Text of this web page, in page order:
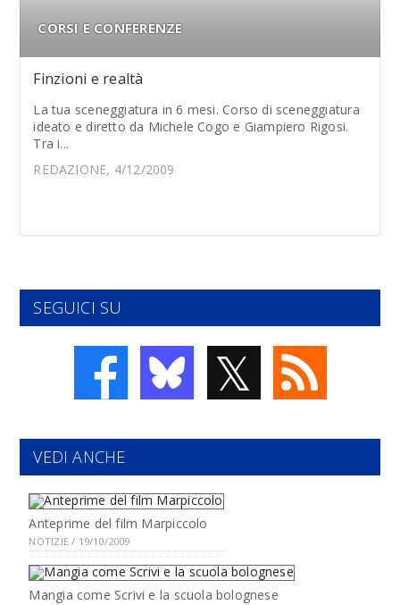
CORSI E CONFERENZE
Finzioni e realtà
La tua sceneggiatura in 6 mesi. Corso di sceneggiatura
ideato e diretto da Michele Cogo e Giampiero Rigosi.
Tra i...
REDAZIONE, 4/12/2009
SEGUICI SU
𝕏
VEDI ANCHE
Anteprime del film Marpiccolo
NOTIZIE / 19/10/2009
Mangia come Scrivi e la scuola bolognese